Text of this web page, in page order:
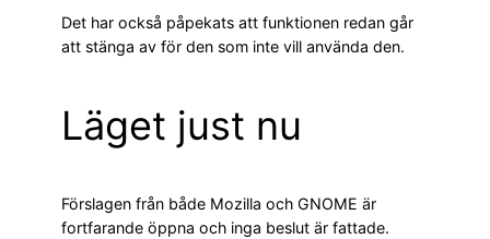
Det har också påpekats att funktionen redan går
att stänga av för den som inte vill använda den.
Läget just nu
Förslagen från både Mozilla och GNOME är
fortfarande öppna och inga beslut är fattade.